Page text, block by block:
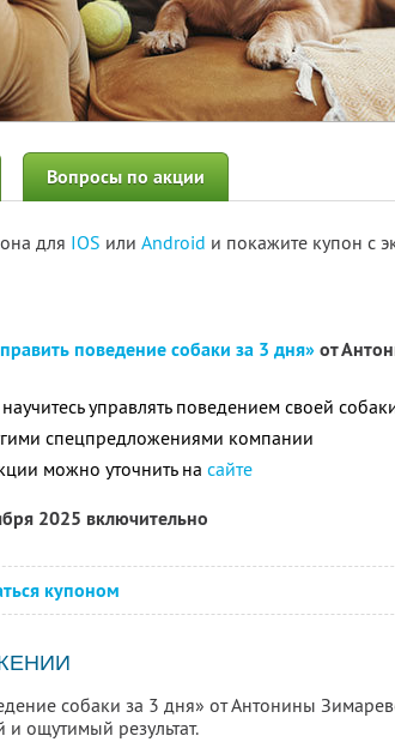
Вопросы по акции
для IOS или Android и покажите купон с
поведение собаки за 3 дня»от
управлять поведением своей
спецпредложениями компании
можно уточнить на сайте
2025 включительно
купоном
собаки за 3 дня» от Антонины
и ощутимый результат.